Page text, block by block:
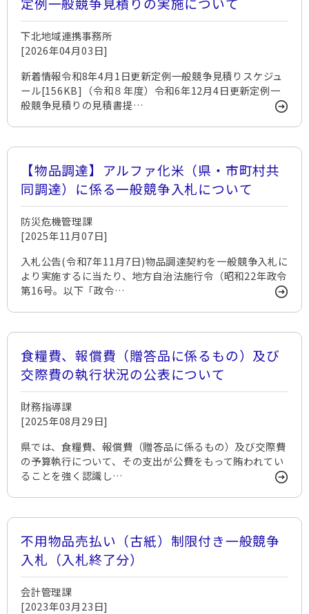
下北地域連携事務所
[2026年04月03日]
新着情報令和8年4月1日更新定例一般競争見積りスケジュ
ール[156KB]（令和８年度）​令和6年12月4日更新定例一
般競争見積りの見積書提…
【物品調達】アルファ化米（県・市町村共
同調達）に係る一般競争入札について
防災危機管理課
[2025年11月07日]
入札公告(令和7年11月7日)物品調達契約を一般競争入札に
より実施するに当たり、地方自治法施行令（昭和22年政令
第16号。以下「政令…
食糧費、報償費（贈答品に係るもの）及び
交際費の執行状況の公表について
財務指導課
[2025年08月29日]
県では、食糧費、報償費（贈答品に係るもの）及び交際費
の予算執行について、その支出が公費をもって賄われてい
ることを強く認識し…
不用物品売払い（古紙）制限付き一般競争
入札（入札終了分）
会計管理課
[2023年03月23日]